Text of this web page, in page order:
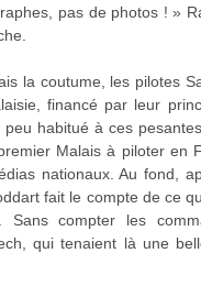
pas de photos ! »
la coutume, les pilotes
financé par leur
habitué à ces
Malais à piloter en
nationaux. Au fond,
fait le compte de ce
compter les
qui tenaient là une